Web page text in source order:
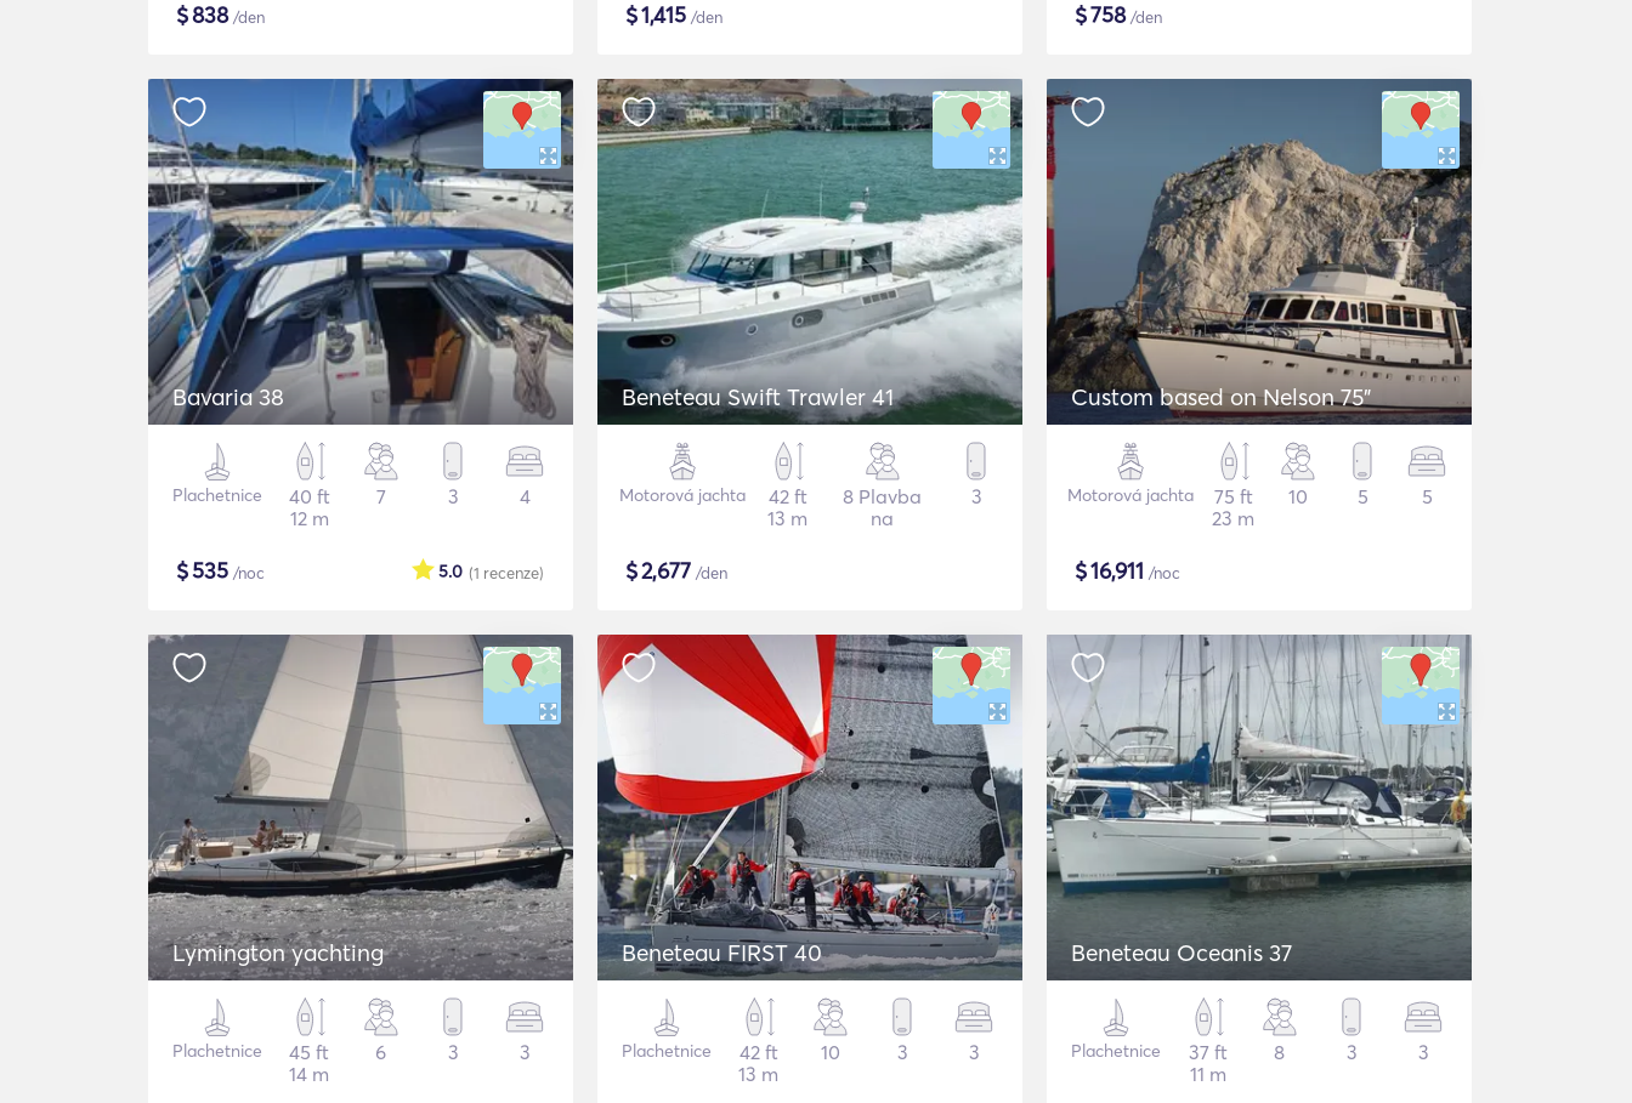
$838/den $1,415 /den $758/den
Bavaria 38
Plachetnice
40 ft
12 m
7 3 4
$535 /noc (1 recenze)
5.0
Beneteau Swift Trawler 41
Motorová jachta
42 ft
13 m
8 Plavba
na
3
$2,677 /den
Custom based on Nelson 75"
Motorová jachta
75 ft
23 m
10 5 5
$16,911 /noc
Lymington yachting
Plachetnice
45 ft
14 m
6 3 3
Beneteau FIRST 40
Plachetnice
42 ft
13 m
10 3 3
Beneteau Oceanis 37
Plachetnice
37 ft
11 m
8 3 3